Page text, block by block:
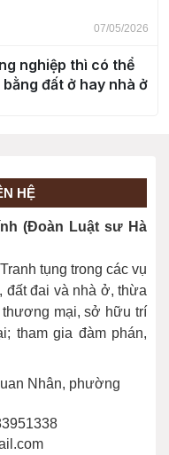
07/05/2026
nghiệp thì có thể
đất ở hay nhà ở
20/03/2026
26/02/2026
HỆ
(Đoàn Luật sư Hà
tụng trong các vụ
đất đai và nhà ở, thừa
thương mại, sở hữu trí
tham gia đàm phán,
Nhân, phường